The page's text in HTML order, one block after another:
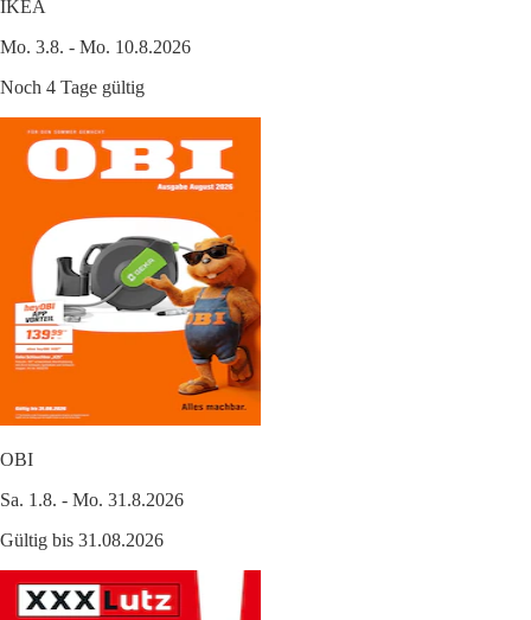
IKEA
Mo. 3.8. - Mo. 10.8.2026
Noch 4 Tage gültig
OBI
Sa. 1.8. - Mo. 31.8.2026
Gültig bis 31.08.2026